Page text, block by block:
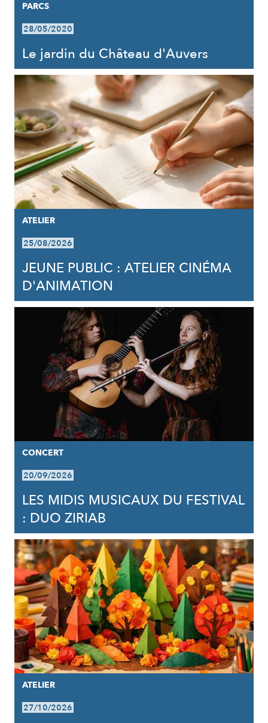
PARCS
28/05/2020
Le jardin du Château d'Auvers
ATELIER
25/08/2026
JEUNE PUBLIC : ATELIER CINÉMA
D'ANIMATION
CONCERT
20/09/2026
LES MIDIS MUSICAUX DU FESTIVAL
: DUO ZIRIAB
ATELIER
27/10/2026